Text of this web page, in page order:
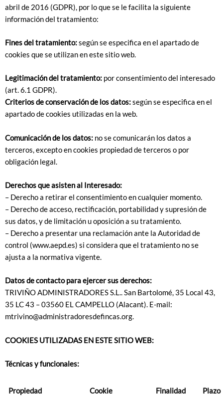
abril de 2016 (GDPR), por lo que se le facilita la siguiente
información del tratamiento:
Fines del tratamiento:según se especifica en el apartado de
cookies que se utilizan en este sitio web.
Legitimación del tratamiento: por consentimiento del interesado
(art. 6.1 GDPR).
Criterios de conservación de los datos:según se especifica en el
apartado de cookies utilizadas en la web.
Comunicación de los datos: no se comunicarán los datos a
terceros, excepto en cookies propiedad de terceros o por
obligación legal.
Derechos que asisten al Interesado:
– Derecho a retirar el consentimiento en cualquier momento.
– Derecho de acceso, rectificación, portabilidad y supresión de
sus datos, y de limitación u oposición a su tratamiento.
– Derecho a presentar una reclamación ante la Autoridad de
control (www.aepd.es) si considera que el tratamiento no se
ajusta a la normativa vigente.
Datos de contacto para ejercer sus derechos:
TRIVIÑO ADMINISTRADORES S.L.. San Bartolomé, 35 Local 43,
35 LC 43 – 03560 EL CAMPELLO (Alacant). E-mail:
mtrivino@administradoresdefincas.org.
COOKIES UTILIZADAS EN ESTE SITIO WEB:
Técnicas y funcionales:
Propiedad Cookie Finalidad Plazo